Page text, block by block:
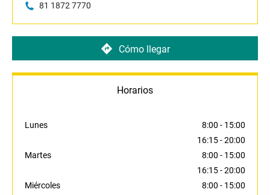
81 1872 7770
Cómo llegar
Horarios
Lunes 8:00 - 15:00
16:15-20:00
Martes
8:00 - 15:00
16:15-20:00
Miércoles
8:00 - 15:00